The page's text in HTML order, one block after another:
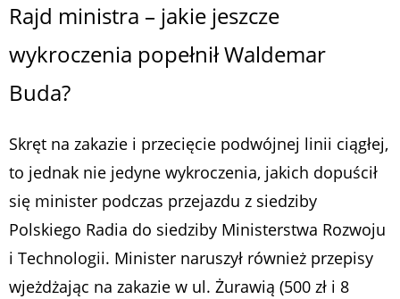
Rajd ministra – jakie jeszcze
wykroczenia popełnił Waldemar
Buda?
Skręt na zakazie i przecięcie podwójnej linii ciągłej,
to jednak nie jedyne wykroczenia, jakich dopuścił
się minister podczas przejazdu z siedziby
Polskiego Radia do siedziby Ministerstwa Rozwoju
i Technologii. Minister naruszył również przepisy
wjeżdżając na zakazie w ul. Żurawią (500 zł i 8